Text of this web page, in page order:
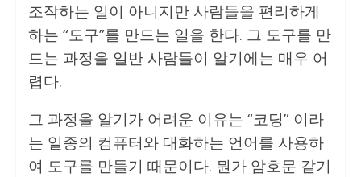
조작하는 일이 아니지만 사람들을 편리하게
하는 “도구”를 만드는 일을 한다. 그 도구를 만
드는 과정을 일반 사람들이 알기에는 매우 어
렵다.
그 과정을 알기가 어려운 이유는 “코딩” 이라
는 일종의 컴퓨터와 대화하는 언어를 사용하
여 도구를 만들기 때문이다. 뭔가 암호문 같기